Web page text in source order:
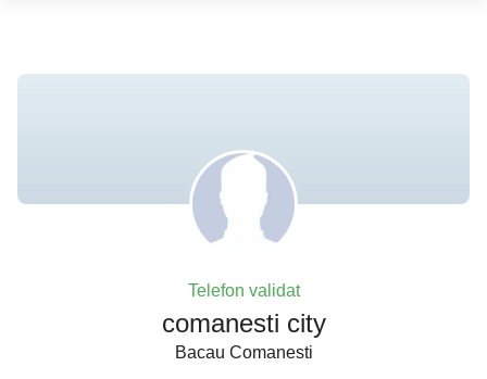
Telefon validat
comanesti city
Bacau Comanesti